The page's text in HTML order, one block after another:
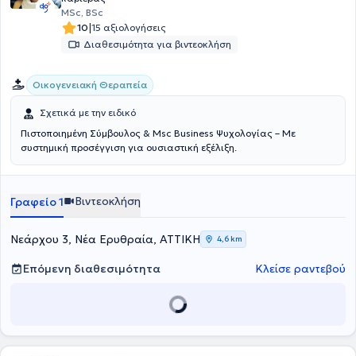
MSc, BSc
10|15 αξιολογήσεις
Διαθεσιμότητα για βιντεοκλήση
Οικογενειακή Θεραπεία
Σχετικά με την ειδικό
Πιστοποιημένη Σύμβουλος & Msc Business Ψυχολογίας – Με
συστημική προσέγγιση για ουσιαστική εξέλιξη.
Γραφείο 1 Βιντεοκλήση
Νεάρχου 3, Νέα Ερυθραία, ΑΤΤΙΚΗ 4,6 km
Επόμενη διαθεσιμότητα Κλείσε ραντεβού